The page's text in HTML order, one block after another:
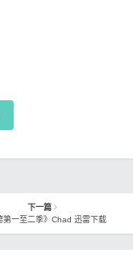
下一篇
第一至二季》Chad 迅雷下载